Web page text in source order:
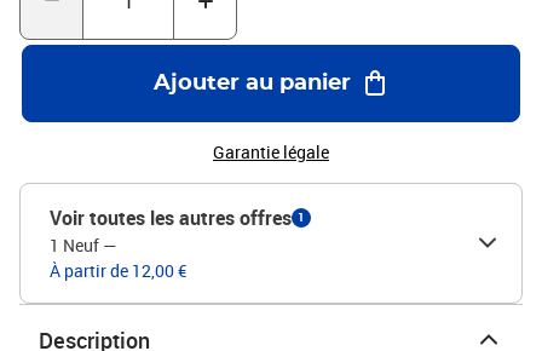
Ajouter au panier
Garantie légale
Voir toutes les autres offres 1
1 Neuf —
À partir de 12,00 €
Description